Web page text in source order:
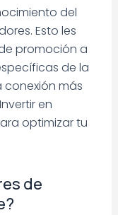
del
Esto les
promoción a
de la
más
en
optimizar tu
de